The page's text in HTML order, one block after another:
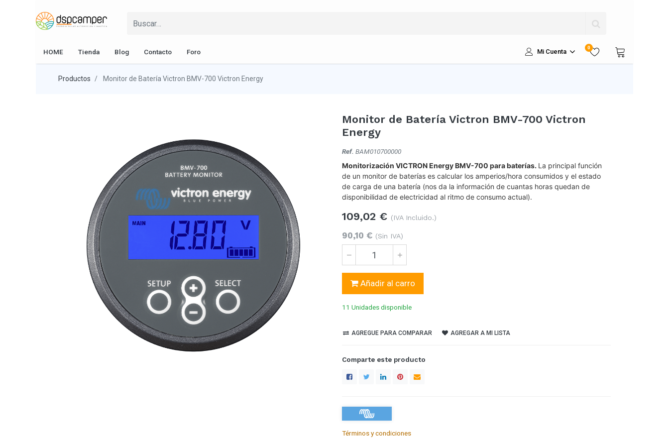
HOME Tienda Blog Contacto Foro Mi Cuenta
0
Productos Monitor de Batería Victron BMV-700 Victron Energy
Monitor de Batería Victron BMV-700 Victron
Energy
Ref. BAM010700000
Monitorización VICTRON Energy BMV-700 para baterías. La principal función
de un monitor de baterías es calcular los amperios/hora consumidos y el estado
de carga de una batería (nos da la información de cuantas horas quedan de
disponibilidad de electricidad al ritmo de consumo actual).
109,02 € (IVA Incluido.)
90,10 € (Sin IVA)
Añadir al carro
11 Unidadesdisponible
AGREGUE PARA COMPARAR AGREGAR A MI LISTA
Comparte este producto
Términos y condiciones